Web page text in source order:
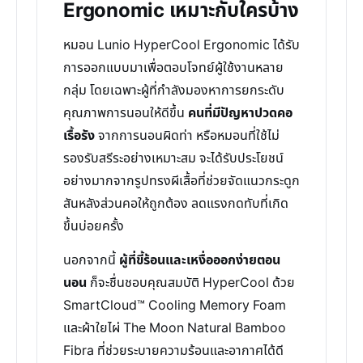
Ergonomic เหมาะกับใครบ้าง
หมอน Lunio HyperCool Ergonomic ได้รับ
การออกแบบมาเพื่อตอบโจทย์ผู้ใช้งานหลาย
กลุ่ม โดยเฉพาะผู้ที่กำลังมองหาการยกระดับ
คุณภาพการนอนให้ดีขึ้น คนที่มีปัญหาปวดคอ
เรื้อรังจากการนอนผิดท่า หรือหมอนที่ใช้ไม่
รองรับสรีระอย่างเหมาะสม จะได้รับประโยชน์
อย่างมากจากรูปทรงผีเสื้อที่ช่วยจัดแนวกระดูก
สันหลังส่วนคอให้ถูกต้อง ลดแรงกดทับที่เกิด
ขึ้นบ่อยครั้ง
นอกจากนี้ ผู้ที่ขี้ร้อนและเหงื่อออกง่ายตอน
นอน ก็จะชื่นชอบคุณสมบัติ HyperCool ด้วย
SmartCloud™ Cooling Memory Foam
และผ้าใยไผ่ The Moon Natural Bamboo
Fibra ที่ช่วยระบายความร้อนและอากาศได้ดี